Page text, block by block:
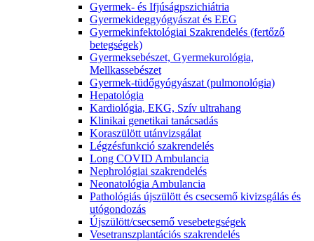
Gyermek- és Ifjúságpszichiátria
Gyermekideggyógyászat és EEG
Gyermekinfektológiai Szakrendelés (fertőző
betegségek)
Gyermeksebészet, Gyermekurológia,
Mellkassebészet
Gyermek-tüdőgyógyászat (pulmonológia)
Hepatológia
Kardiológia, EKG, Szív ultrahang
Klinikai genetikai tanácsadás
Koraszülött utánvizsgálat
Légzésfunkció szakrendelés
Long COVID Ambulancia
Nephrológiai szakrendelés
Neonatológia Ambulancia
Pathológiás újszülött és csecsemő kivizsgálás és
utógondozás
Újszülött/csecsemő vesebetegségek
Vesetranszplantációs szakrendelés